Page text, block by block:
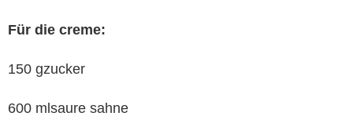
Für die creme:
150 gzucker
600 mlsaure sahne